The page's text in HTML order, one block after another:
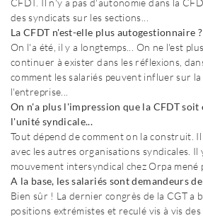
des syndicats sur les sections...
La CFDT n'est-elle plus autogestionnaire ?
On l'a été, il y a longtemps... On ne l'est
continuer à exister dans les réflexions,
comment les salariés peuvent influer sur
l'entreprise...
On n'a plus l'impression que la CFDT
l'unité syndicale...
Tout dépend de comment on la construit.
avec les autres organisations syndicales. Il
mouvement intersyndical chez Orpa mené
A la base, les salariés sont demandeurs
Bien sûr ! La dernier congrès de la CGT a
positions extrémistes et reculé vis à vis